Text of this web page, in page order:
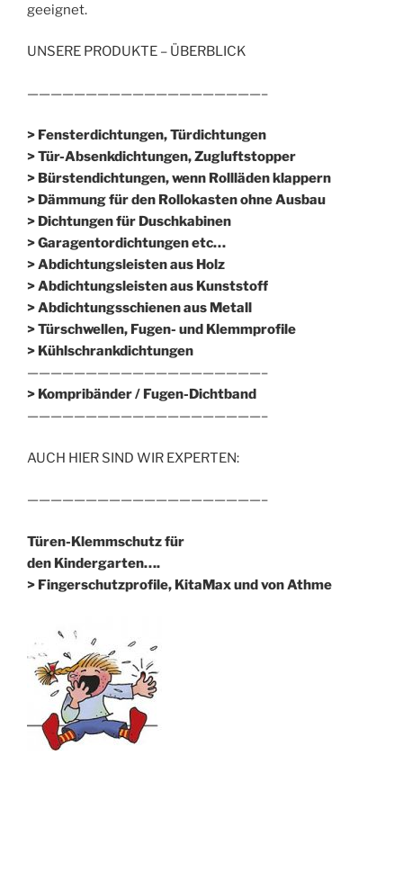
geeignet.
UNSERE PRODUKTE – ÜBERBLICK
————————————————————–
> Fensterdichtungen, Türdichtungen
> Tür-Absenkdichtungen, Zugluftstopper
> Bürstendichtungen, wenn Rollläden klappern
> Dämmung für den Rollokasten ohne Ausbau
> Dichtungen für Duschkabinen
> Garagentordichtungen etc…
> Abdichtungsleisten aus Holz
> Abdichtungsleisten aus Kunststoff
> Abdichtungsschienen aus Metall
> Türschwellen, Fugen- und Klemmprofile
> Kühlschrankdichtungen
————————————————————–
> Kompribänder / Fugen-Dichtband
————————————————————–
AUCH HIER SIND WIR EXPERTEN:
————————————————————–
Türen-Klemmschutz für
den Kindergarten….
> Fingerschutzprofile, KitaMax und von Athme